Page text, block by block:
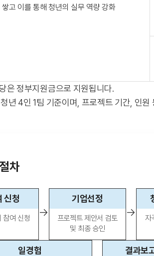
쌓고 이를 통해 청년의 실무 역량 강화
은 정부지원금으로 지원됩니다.
년 4인 1팀 기준이며, 프로젝트 기간, 인원
차
신청
참여 신청 →
기업선정
프로젝트 제안서 검토
및 최종 승인
→ 자
일경험 결과보